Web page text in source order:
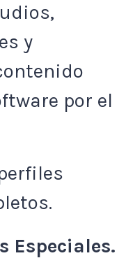
y
por el
Especiales.